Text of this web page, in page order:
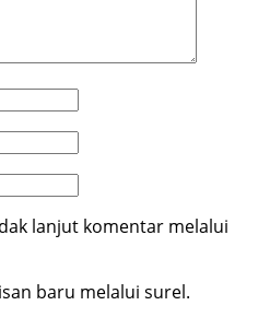
lanjut komentar melalui
baru melalui surel.